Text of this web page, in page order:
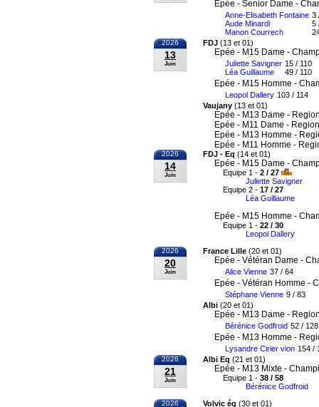
Epée - Senior Dame -
Anne-Elisabeth Fontaine
Aude Minardi
Manon Courrech
3
5
2026
13
Juin
FDJ (13 et 01)
Epée - M15 Dame -
Juliette Savigner
Léa Guillaume
15 / 110
49 / 110
Epée - M15 Homme -
Leopol Dallery 103 / 114
Vaujany (13 et 01)
Epée - M13 Dame -
Epée - M11 Dame -
Epée - M13 Homme -
Epée - M11 Homme -
2026
14
Juin
FDJ - Eq (14 et 01)
Epée - M15 Dame -
Equipe 1 - 2 / 27
Juliette Savigner
Equipe 2 - 17 / 27
Léa Guillaume
Epée - M15 Homme -
Equipe 1 - 22 / 30
Leopol Dallery
2026
20
Juin
France Lille (20 et 01)
Epée - Vétéran Dame -
Alice Vienne 37 / 64
Epée - Vétéran Homme -
Stéphane Vienne 9 / 83
Albi (20 et 01)
Epée - M13 Dame -
Bérénice Godfroid 52 / 128
Epée - M13 Homme -
Lysandre Cirier vion 154 /
2026
21
Juin
Albi Eq (21 et 01)
Epée - M13 Mixte -
Equipe 1 - 38 / 58
Bérénice Godfroid
2026 Volvic éq (30 et 01)